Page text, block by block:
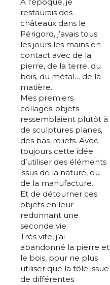
A l’époque, je
restaurais des
châteaux dans le
Périgord, j’avais tous
les jours les mains en
contact avec de la
pierre, de la terre, du
bois, du métal… de la
matière.
Mes premiers
collages-objets
ressemblaient plutôt à
de sculptures planes,
des bas-reliefs. Avec
toujours cette idée
d’utiliser des éléments
issus de la nature, ou
de la manufacture.
Et de détourner ces
objets en leur
redonnant une
seconde vie.
Très vite, j’ai
abandonné la pierre et
le bois, pour ne plus
utiliser que la tôle issue
de différentes